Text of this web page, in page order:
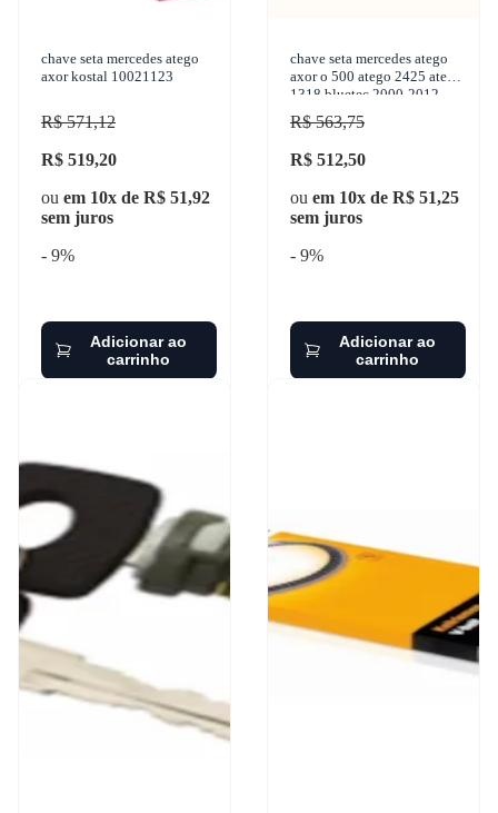
chave seta mercedes atego
axor kostal 10021123
R$ 571,12
R$ 519,20
ou em 10x de R$ 51,92
sem juros
- 9%
Adicionar ao
carrinho
chave seta mercedes atego
axor o 500 atego 2425 atego
1318 bluetec 2000-2012
kostal - 10147725
R$ 563,75
R$ 512,50
ou em 10x de R$ 51,25
sem juros
- 9%
Adicionar ao
carrinho